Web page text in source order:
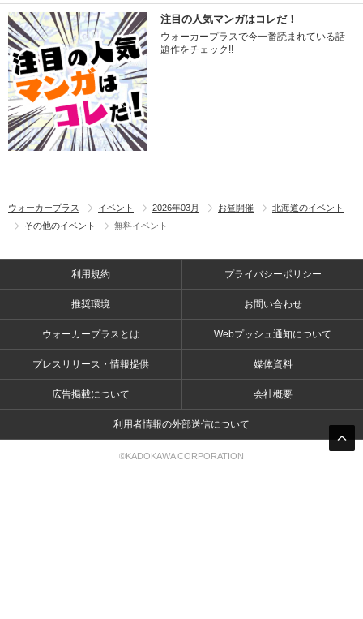
注目の人気マンガはコレだ！
ウォーカープラスで今一番読まれている話
題作をチェック!!
ウォーカープラス イベント 2026年03月 お昼開催
北海道のイベント
その他のイベント
無料イベント
利用規約 プライバシーポリシー
推奨環境 お問い合わせ
ウォーカープラスとは Webプッシュ通知について
プレスリリース・情報提供 媒体資料
広告掲載について 会社概要
利用者情報の外部送信について
©KADOKAWA CORPORATION